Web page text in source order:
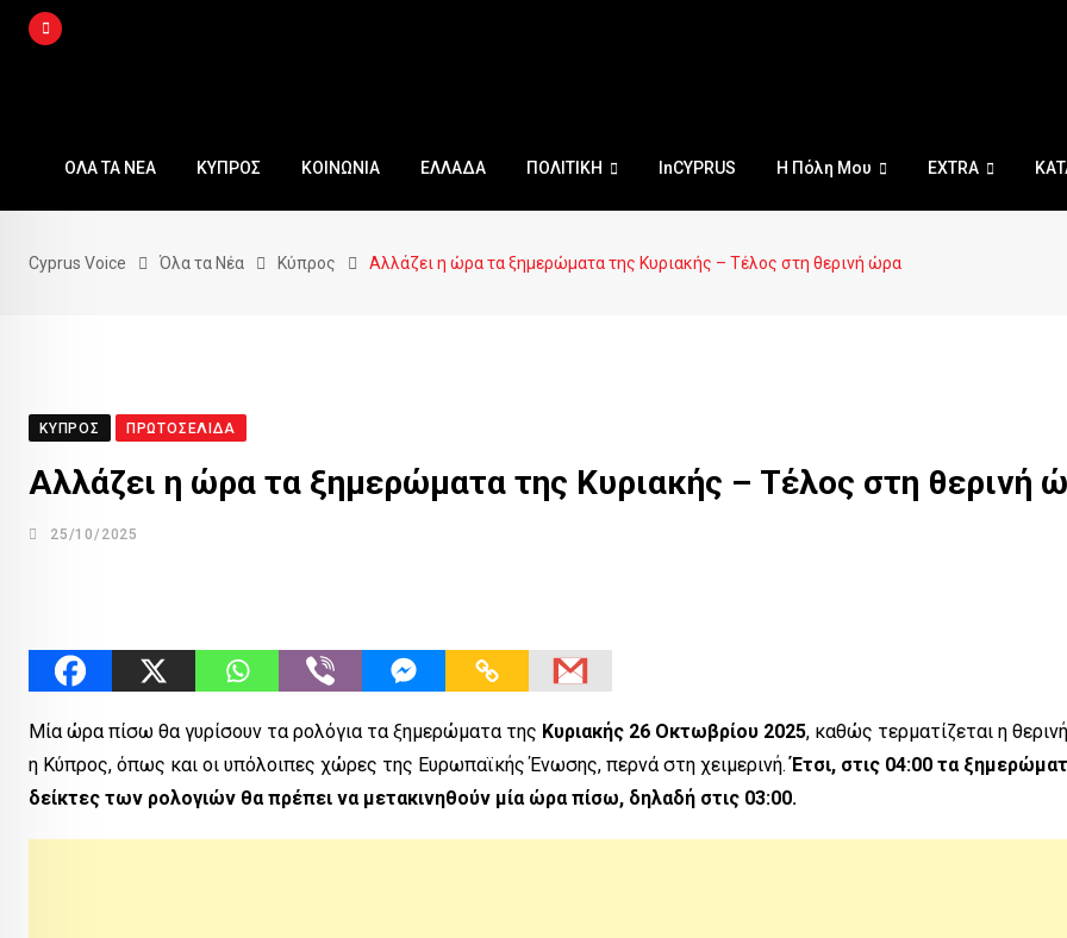
Skip
ΟΛΑ ΤΑ ΝΕΑ ΚΥΠΡΟΣ ΚΟΙΝΩΝΙΑ ΕΛΛΑΔΑ ΠΟΛΙΤΙΚΗ InCYPRUS Η Πόλη Μου EXTRA
Cyprus Voice Όλα τα Νέα Κύπρος Αλλάζει η ώρα τα ξημερώματα της Κυριακής – Τέλος στη θερινή ώρα
ΚΎΠΡΟΣ ΠΡΩΤΟΣΈΛΙΔΑ
Αλλάζει η ώρα τα ξημερώματα της Κυριακής – Τέλος στη θερινή
25/10/2025
Μία ώρα πίσω θα γυρίσουν τα ρολόγια τα ξημερώματα της Κυριακής 26 Οκτωβρίου 2025, καθώς τερματίζεται η
η Κύπρος, όπως και οι υπόλοιπες χώρες της Ευρωπαϊκής Ένωσης, περνά στη χειμερινή.Έτσι, στις 04:00 τα
δείκτες των ρολογιών θα πρέπει να μετακινηθούν μία ώρα πίσω, δηλαδή στις 03:00.